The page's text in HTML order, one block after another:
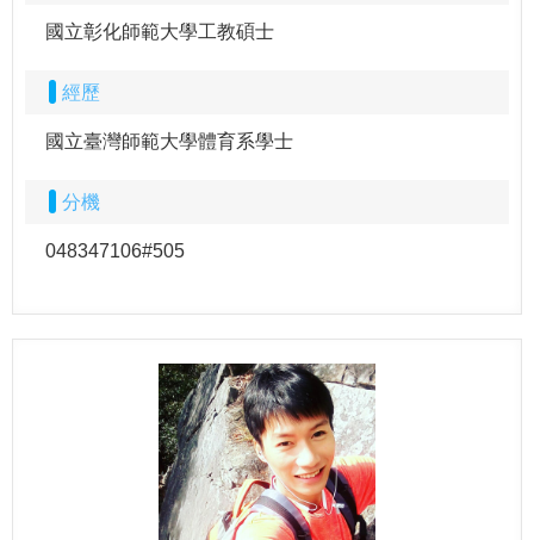
國立彰化師範大學工教碩士
經歷
國立臺灣師範大學體育系學士
分機
048347106#505